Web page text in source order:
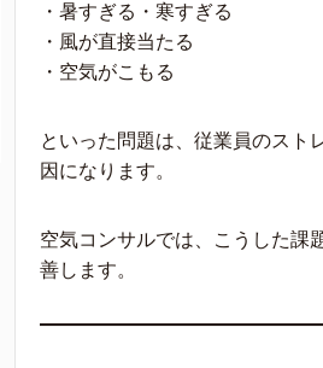
・暑すぎる・寒すぎる
・風が直接当たる
・空気がこもる
といった問題は、従業員のスト
因になります。
空気コンサルでは、こうした課
善します。